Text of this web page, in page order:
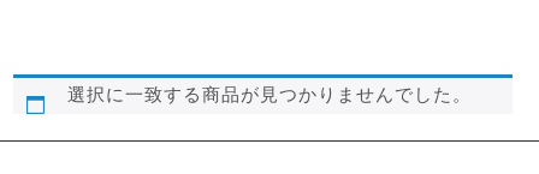
選択に一致する商品が見つかりませんでした。